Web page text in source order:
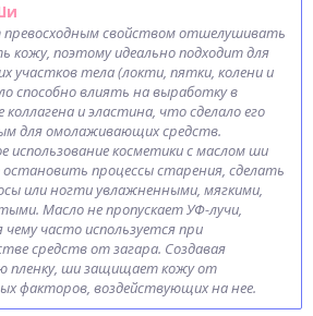
превосходным свойством отшелушивать
кожу, поэтому идеально подходит для
участков тела (локти, пятки, колени и
способно влиять на выработку в
коллагена и эластина, что сделало его
для омолаживающих средств.
использование косметики с маслом ши
процессы старения, сделать
или ногти увлажненными, мягкими,
Масло не пропускает УФ-лучи,
чему часто используется при
средств от загара. Создавая
пленку, ши защищает кожу от
факторов, воздействующих на нее.